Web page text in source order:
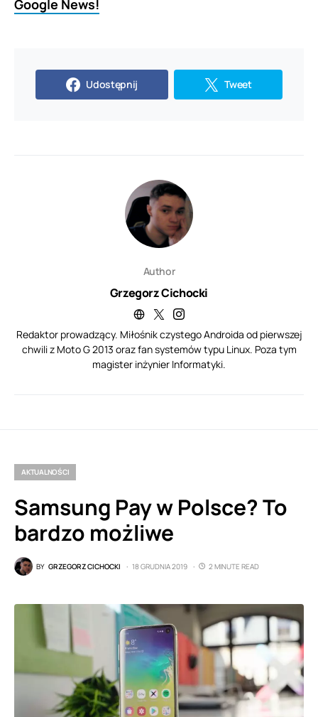
Google News!
Udostępnij Tweet
Author
Grzegorz Cichocki
Redaktor prowadzący. Miłośnik czystego Androida od pierwszej
chwili z Moto G 2013 oraz fan systemów typu Linux. Poza tym
magister inżynier Informatyki.
AKTUALNOŚCI
Samsung Pay w Polsce? To
bardzo możliwe
BY GRZEGORZ CICHOCKI 18 GRUDNIA 2019 2 MINUTE READ